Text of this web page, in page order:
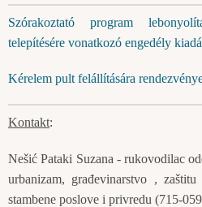
Szórakoztató program
telepítésére vonatkozó engedély
Kérelem pult felállítására
Kontakt:
Nešić Pataki Suzana - rukovodilac
urbanizam, građevinarstvo ,
stambene poslove i privredu (715-